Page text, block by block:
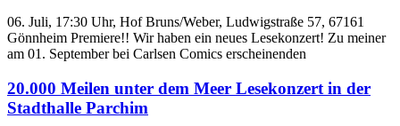
06. Juli, 17:30 Uhr, Hof Bruns/Weber, Ludwigstraße 57, 67161
Gönnheim Premiere!! Wir haben ein neues Lesekonzert! Zu meiner
am 01. September bei Carlsen Comics erscheinenden
20.000 Meilen unter dem Meer Lesekonzert in der
Stadthalle Parchim